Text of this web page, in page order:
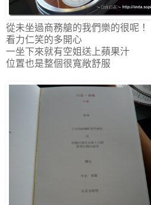
從未坐過商務艙的我們樂的很呢！
看力仁笑的多開心
一坐下來就有空姐送上蘋果汁
位置也是整個很寬敞舒服